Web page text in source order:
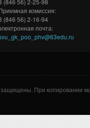
(846 56) 2-25-98
комиссия:
(846 56) 2-16-94
почта:
При копировании